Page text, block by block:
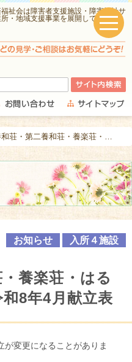
祉会は障害者支援施設・障害福祉サ
・地域支援事業を展開しています。
第二養和荘・養楽荘・はるひ荘 短期入所 令和8年4月献立表
お知らせ
入所４施設
養楽荘・はる
8年4月献立表
変更になることがありま